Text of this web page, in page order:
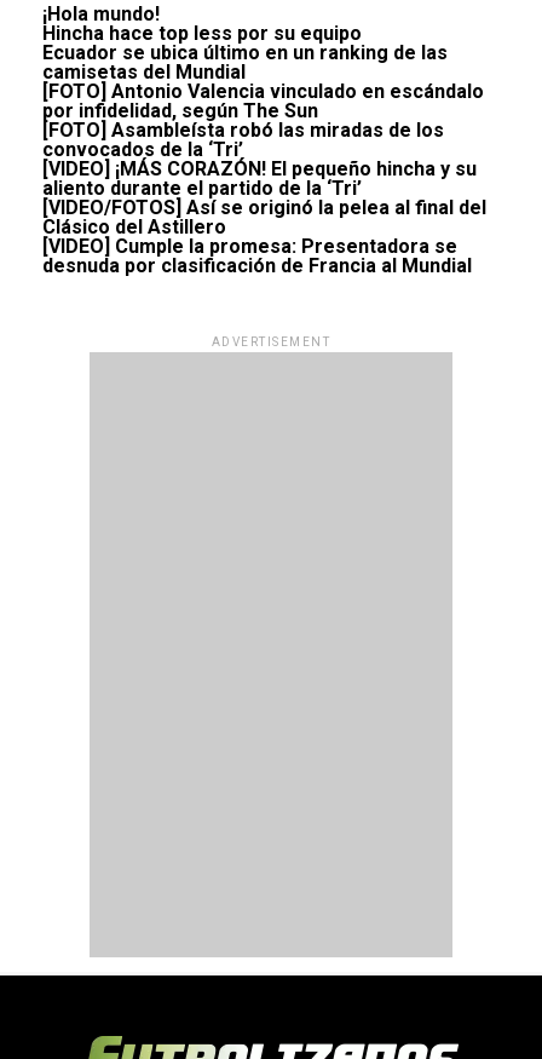
¡Hola mundo!
Hincha hace top less por su equipo
Ecuador se ubica último en un ranking de las
camisetas del Mundial
[FOTO] Antonio Valencia vinculado en escándalo
por infidelidad, según The Sun
[FOTO] Asambleísta robó las miradas de los
convocados de la ‘Tri’
[VIDEO] ¡MÁS CORAZÓN! El pequeño hincha y su
aliento durante el partido de la ‘Tri’
[VIDEO/FOTOS] Así se originó la pelea al final del
Clásico del Astillero
[VIDEO] Cumple la promesa: Presentadora se
desnuda por clasificación de Francia al Mundial
ADVERTISEMENT